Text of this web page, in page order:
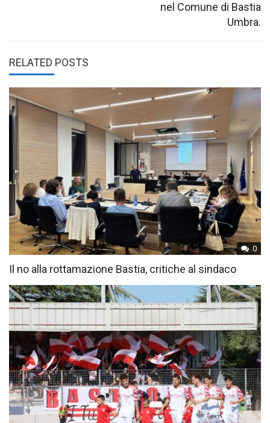
nel Comune di Bastia
Umbra.
RELATED POSTS
0
Il no alla rottamazione Bastia, critiche al sindaco